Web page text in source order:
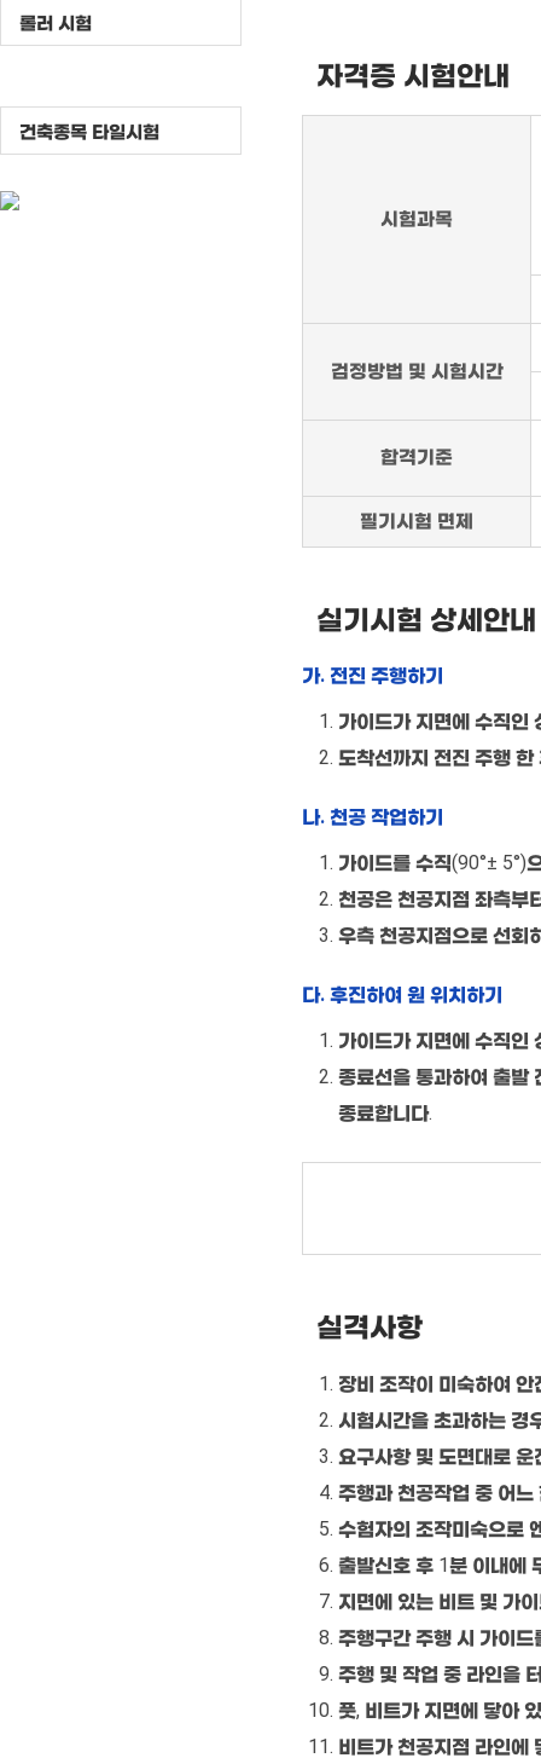
롤러 시험
건축종목 타일시험
자격증 시험안내
시험과목
검정방법 및 시험시간
합격기준
필기시험 면제
실기시험 상세안내
가. 전진 주행하기
가이드가 지면에 수직인
도착선까지 전진 주행
나. 천공 작업하기
가이드를 수직(90°± 5°)
천공은 천공지점 좌측부
우측 천공지점으로 선회
다. 후진하여 원 위치하기
가이드가 지면에 수직인
종료선을 통과하여 출발
종료합니다.
실격사항
장비 조작이 미숙하여
시험시간을 초과하는 경
요구사항 및 도면대로
주행과 천공작업 중 어
수험자의 조작미숙으로
출발신호 후 1분 이내에
지면에 있는 비트 및 가
주행구간 주행 시 가이
주행 및 작업 중 라인을
풋, 비트가 지면에 닿아
비트가 천공지점 라인에